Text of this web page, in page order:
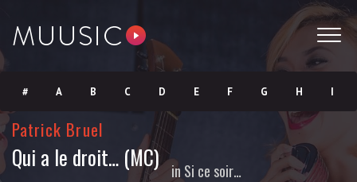
# A B C D E F G H I
J K L N R
W Y Z
Patrick Bruel
Qui a le droit… (MC) in Si ce soir…